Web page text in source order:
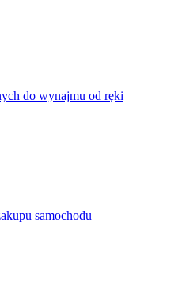
do wynajmu od ręki
samochodu